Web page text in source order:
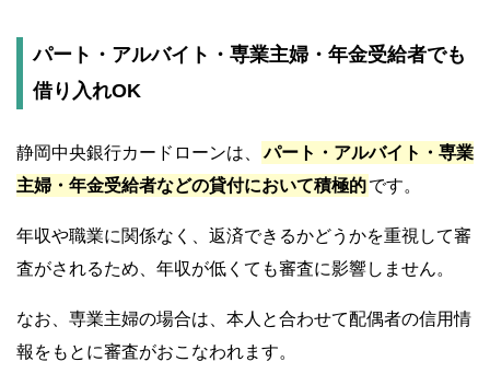
パート・アルバイト・専業主婦・年金受給者でも
借り入れOK
静岡中央銀行カードローンは、
パート・アルバイト・専業
主婦・年金受給者などの貸付において積極的です。
年収や職業に関係なく、返済できるかどうかを重視して審
査がされるため、年収が低くても審査に影響しません。
なお、専業主婦の場合は、本人と合わせて配偶者の信用情
報をもとに審査がおこなわれます。